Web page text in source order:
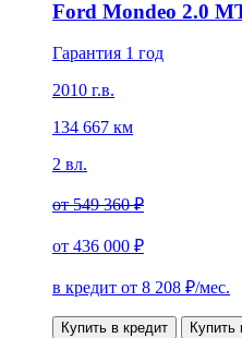
Ford Mondeo 2.0
Гарантия 1 год
2010 г.в.
134 667 км
2 вл.
от549 360 ₽
от 436 000 ₽
в кредит от 8 208 ₽/мес.
Купить в кредит Купить